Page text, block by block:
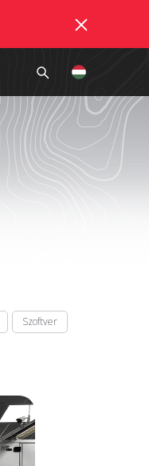
Szoftver